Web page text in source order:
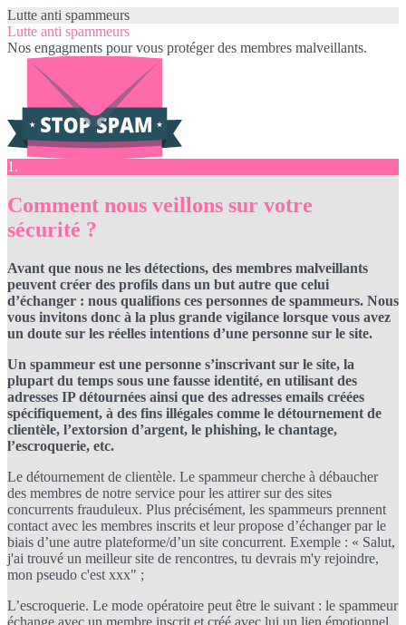
Lutte anti spammeurs
Lutte anti spammeurs
Nos engagments pour vous protéger des membres malveillants.
1.
Comment nous veillons sur votre
sécurité ?
Avant que nous ne les détections, des membres malveillants
peuvent créer des profils dans un but autre que celui
d’échanger : nous qualifions ces personnes de spammeurs. Nous
vous invitons donc à la plus grande vigilance lorsque vous avez
un doute sur les réelles intentions d’une personne sur le site.
Un spammeur est une personne s’inscrivant sur le site, la
plupart du temps sous une fausse identité, en utilisant des
adresses IP détournées ainsi que des adresses emails créées
spécifiquement, à des fins illégales comme le détournement de
clientèle, l’extorsion d’argent, le phishing, le chantage,
l’escroquerie, etc.
Le détournement de clientèle. Le spammeur cherche à débaucher
des membres de notre service pour les attirer sur des sites
concurrents frauduleux. Plus précisément, les spammeurs prennent
contact avec les membres inscrits et leur propose d’échanger par le
biais d’une autre plateforme/d’un site concurrent. Exemple : « Salut,
j'ai trouvé un meilleur site de rencontres, tu devrais m'y rejoindre,
mon pseudo c'est xxx" ;
L’escroquerie. Le mode opératoire peut être le suivant : le spammeur
échange avec un membre inscrit et créé avec lui un lien émotionnel.